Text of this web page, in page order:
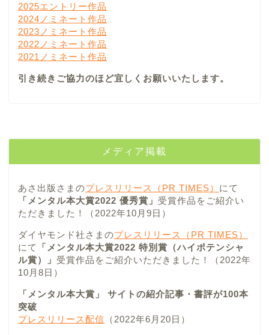
2025エントリー作品
2024ノミネート作品
2023ノミネート作品
2022ノミネート作品
2021ノミネート作品
引き続きご協力のほど宜しくお願いいたします。
メディア掲載
あさ出版さまのプレスリリース（PR TIMES） にて
「メンタル本大賞2022 優秀賞」 受賞作品をご紹介い
ただきました！（2022年10月9日）
ダイヤモンド社さまのプレスリリース（PR TIMES）
にて
「メンタル本大賞2022 特別賞（ハイポテンシャ
ル賞）」 受賞作品をご紹介いただきました！（2022年
10月8日）
「メンタル本大賞」 サイトの紹介記事・書評が100本
突破
プレスリリース配信 （2022年6月20日）